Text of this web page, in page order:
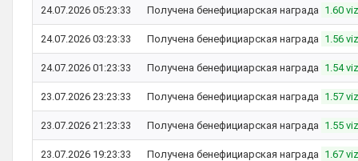
24.07.2026 05:23:33 Получена бенефициарская награда 1.60 viz
24.07.2026 03:23:33 Получена бенефициарская награда 1.56 viz
24.07.2026 01:23:33 Получена бенефициарская награда 1.54 viz
23.07.2026 23:23:33 Получена бенефициарская награда 1.57 viz
23.07.2026 21:23:33 Получена бенефициарская награда 1.55 viz
23.07.2026 19:23:33 Получена бенефициарская награда 1.67 viz